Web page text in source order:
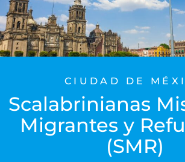
CIUDAD DE
Scalabrinianas
Migrantes y
(SMR)